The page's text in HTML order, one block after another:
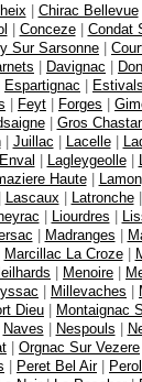
| Chirac Bellevue
| Conceze| Condat
Sur Sarsonne |
| Davignac |
Espartignac | Estivals
| Feyt | Forges |
| Gros
| Juillac | Lacelle|
| Lagleygeolle|
Haute|
Lascaux | Latronche|
| Liourdres |
| Madranges |
Marcillac La Croze|
| Menoire |
| Millevaches |
Dieu | Montaignac
Naves | Nespouls |
| Orgnac Sur Vezere
| Peret Bel Air|